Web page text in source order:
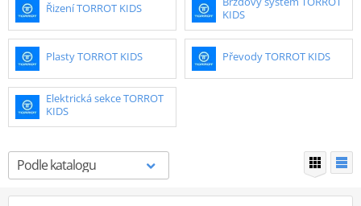
Řizení TORROT KIDS
KIDS
Plasty TORROT KIDS Převody TORROT KIDS
Elektrická sekce TORROT
KIDS